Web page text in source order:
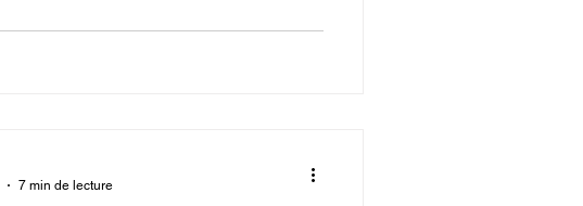
détaillées et des tolérances de diamètre
7 min de lecture